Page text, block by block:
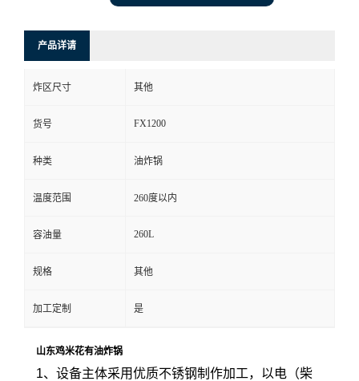
产品详请
炸区尺寸 其他
货号 FX1200
种类 油炸锅
温度范围 260度以内
容油量 260L
规格 其他
加工定制 是
山东鸡米花有油炸锅
1、设备主体采用优质不锈钢制作加工，以电（柴